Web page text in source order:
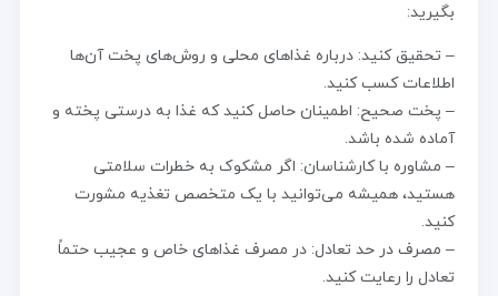
بگیرید:
– تحقیق کنید: درباره غذاهای محلی و روش‌های پخت آن‌ها
اطلاعات کسب کنید.
– پخت صحیح: اطمینان حاصل کنید که غذا به درستی پخته و
آماده شده باشد.
– مشاوره با کارشناسان: اگر مشکوک به خطرات سلامتی
هستید، همیشه می‌توانید با یک متخصص تغذیه مشورت
کنید.
– مصرف در حد تعادل: در مصرف غذاهای خاص و عجیب حتماً
تعادل را رعایت کنید.